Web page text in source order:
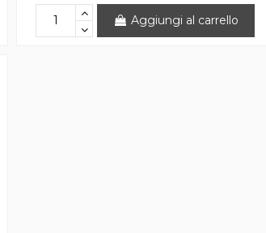
Aggiungi al carrello